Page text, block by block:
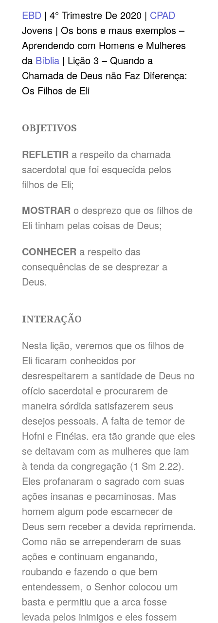
EBD | 4° Trimestre De 2020 | CPAD
Jovens | Os bons e maus exemplos –
Aprendendo com Homens e Mulheres
da Bíblia| Lição 3 – Quando a
Chamada de Deus não Faz Diferença:
Os Filhos de Eli
OBJETIVOS
REFLETIRa respeito da chamada
sacerdotal que foi esquecida pelos
filhos de Eli;
MOSTRAR o desprezo que os filhos de
Eli tinham pelas coisas de Deus;
CONHECERa respeito das
consequências de se desprezar a
Deus.
INTERAÇÃO
Nesta lição, veremos que os filhos de
Eli ficaram conhecidos por
desrespeitarem a santidade de Deus no
ofício sacerdotal e procurarem de
maneira sórdida satisfazerem seus
desejos pessoais. A falta de temor de
Hofni e Finéias. era tão grande que eles
se deitavam com as mulheres que iam
à tenda da congregação (1 Sm 2.22).
Eles profanaram o sagrado com suas
ações insanas e pecaminosas. Mas
homem algum pode escarnecer de
Deus sem receber a devida reprimenda.
Como não se arrependeram de suas
ações e continuam enganando,
roubando e fazendo o que bem
entendessem, o Senhor colocou um
basta e permitiu que a arca fosse
levada pelos inimigos e eles fossem